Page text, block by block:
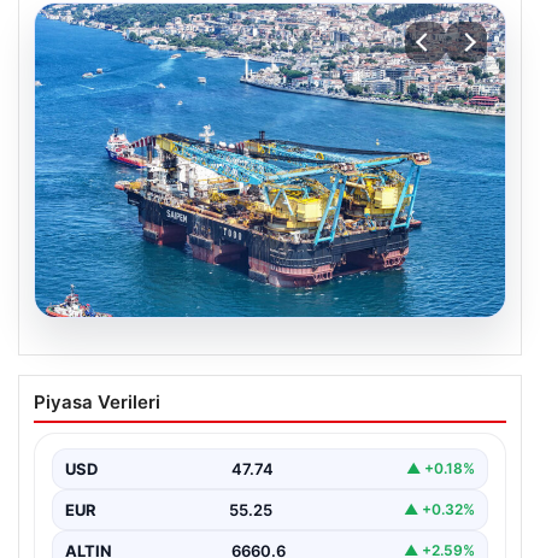
İstanbul Boğazı’ndan dev gemi geçti,
köprülerin altından geçebilmek için
Bahama bayraklı yarı batık vinç ve boru döşeme gemisi
Piyasa Verileri
USD 47.74 ▲ +0.18%
EUR 55.25 ▲ +0.32%
ALTIN 6660.6 ▲ +2.59%